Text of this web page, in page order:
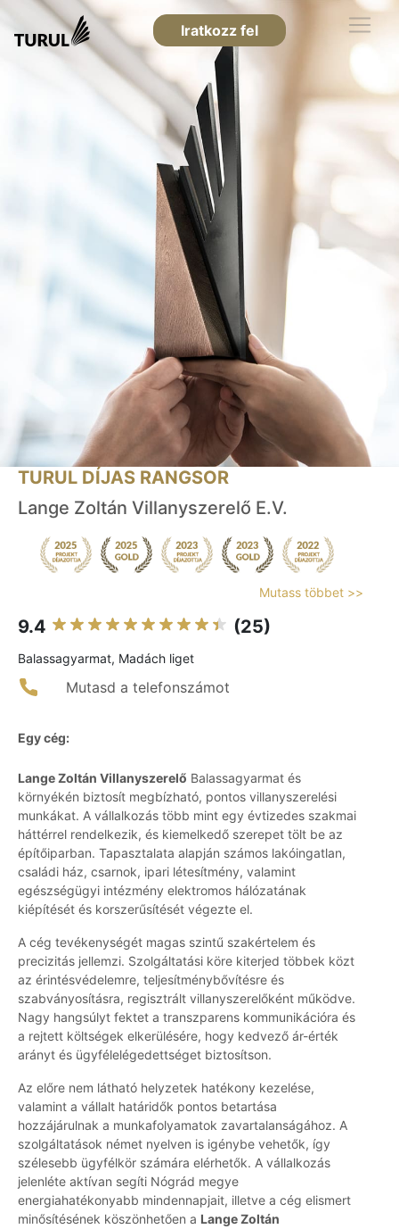
Iratkozz fel
TURUL DÍJAS RANGSOR
Lange Zoltán Villanyszerelő E.V.
Mutass többet >>
9.4 (25)
Balassagyarmat, Madách liget
Mutasd a telefonszámot
Egy cég:
Lange Zoltán Villanyszerelő Balassagyarmat és
környékén biztosít megbízható, pontos villanyszerelési
munkákat. A vállalkozás több mint egy évtizedes szakmai
háttérrel rendelkezik, és kiemelkedő szerepet tölt be az
építőiparban. Tapasztalata alapján számos lakóingatlan,
családi ház, csarnok, ipari létesítmény, valamint
egészségügyi intézmény elektromos hálózatának
kiépítését és korszerűsítését végezte el.
A cég tevékenységét magas szintű szakértelem és
precizitás jellemzi. Szolgáltatási köre kiterjed többek közt
az érintésvédelemre, teljesítménybővítésre és
szabványosításra, regisztrált villanyszerelőként működve.
Nagy hangsúlyt fektet a transzparens kommunikációra és
a rejtett költségek elkerülésére, hogy kedvező ár-érték
arányt és ügyfélelégedettséget biztosítson.
Az előre nem látható helyzetek hatékony kezelése,
valamint a vállalt határidők pontos betartása
hozzájárulnak a munkafolyamatok zavartalanságához. A
szolgáltatások német nyelven is igénybe vehetők, így
szélesebb ügyfélkör számára elérhetők. A vállalkozás
jelenléte aktívan segíti Nógrád megye
energiahatékonyabb mindennapjait, illetve a cég elismert
minősítésének köszönhetően a Lange Zoltán